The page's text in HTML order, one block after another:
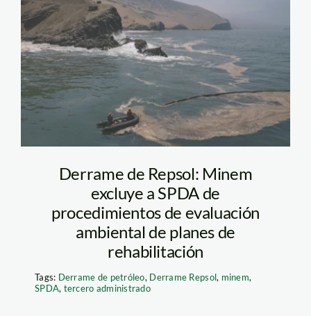
Derrame de petróleo
en Ventanilla.
Foto_Diego
Pérez_SPDA 2
Derrame de Repsol: Minem
excluye a SPDA de
procedimientos de evaluación
ambiental de planes de
rehabilitación
Tags: Derrame de petróleo, Derrame Repsol, minem,
SPDA, tercero administrado